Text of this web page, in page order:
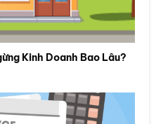
Kinh Doanh Bao Lâu?